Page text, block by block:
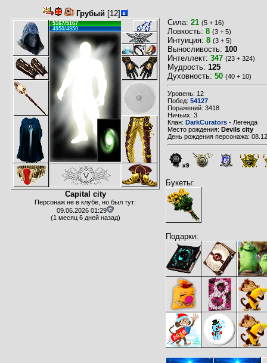
Грубый [12]
5167/5167
4950/4950
Capital city
Персонаж не в клубе, но был тут:
09.06.2026 01:29
(1 месяц 6 дней назад)
Сила: 21 (5 + 16)
Ловкость: 8 (3 + 5)
Интуиция: 8 (3 + 5)
Выносливость: 100
Интеллект: 347 (23 + 324)
Мудрость: 125
Духовность: 50 (40 + 10)
Уровень: 12
Побед: 54127
Поражений: 3418
Ничьих: 3
Клан: DarkCurators - Легенда
Место рождения: Devils city
День рождения персонажа:
x9
Букеты:
Подарки: